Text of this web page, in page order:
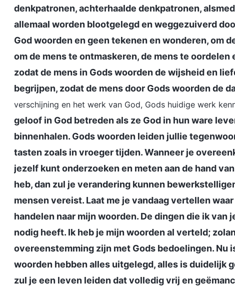
denkpatronen, achterhaalde denkpatronen,
allemaal worden blootgelegd en weggezuiverd
God woorden en geen tekenen en wonderen, om
om de mens te ontmaskeren, de mens te
zodat de mens in Gods woorden de wijsheid en
begrijpen, zodat de mens door Gods woorden de
verschijning en het werk van God, Gods huidige werk
geloof in God betreden als ze God in hun ware
binnenhalen. Gods woorden leiden jullie
tasten zoals in vroeger tijden. Wanneer je
jezelf kunt onderzoeken en meten aan de hand
heb, dan zul je verandering kunnen
mensen vereist. Laat me je vandaag vertellen
handelen naar mijn woorden. De dingen die ik
nodig heeft. Ik heb je mijn woorden al verteld;
overeenstemming zijn met Gods bedoelingen. Nu
woorden hebben alles uitgelegd, alles is duidelijk
zul je een leven leiden dat volledig vrij en